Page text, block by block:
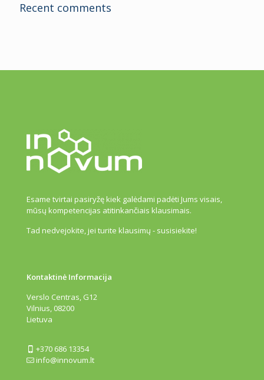
Recent comments
Esame tvirtai pasiryžę kiek galėdami padėti Jums visais,
mūsų kompetencijas atitinkančiais klausimais.
Tad nedvejokite, jei turite klausimų - susisiekite!
Kontaktinė Informacija
Verslo Centras, G12
Vilnius, 08200
Lietuva
+370 686 13354
info@innovum.lt